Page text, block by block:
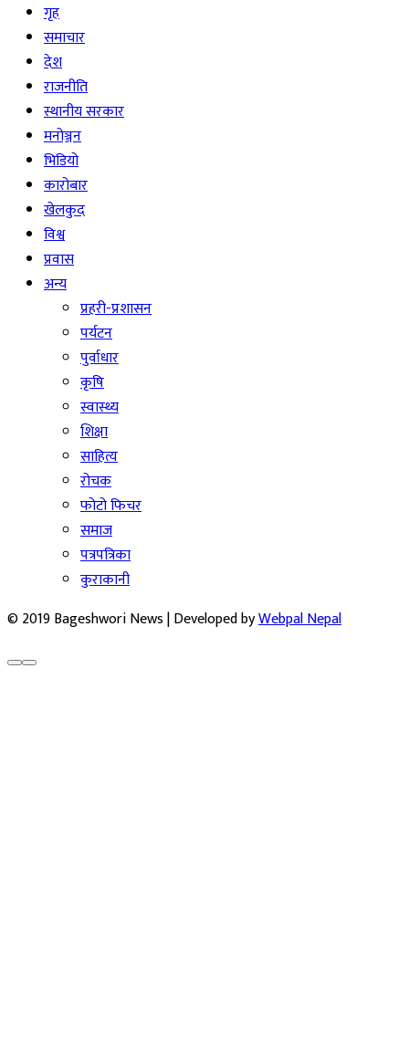
गृह
समाचार
देश
राजनीति
स्थानीय सरकार
मनोञ्जन
भिडियो
कारोबार
खेलकुद
विश्व
प्रवास
अन्य
प्रहरी-प्रशासन
पर्यटन
पुर्वाधार
कृषि
स्वास्थ्य
शिक्षा
साहित्य
रोचक
फोटो फिचर
समाज
पत्रपत्रिका
कुराकानी
© 2019 Bageshwori News | Developed byWebpal Nepal